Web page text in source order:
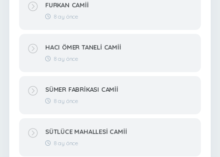
FURKAN CAMİİ
8 ay önce
HACI ÖMER TANELİ CAMİİ
8 ay önce
SÜMER FABRİKASI CAMİİ
8 ay önce
SÜTLÜCE MAHALLESİ CAMİİ
8 ay önce